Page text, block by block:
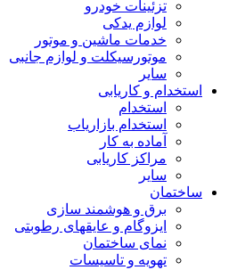
تزئینات خودرو
لوازم یدکی
خدمات ماشین و موتور
موتورسیکلت و لوازم جانبی
سایر
استخدام و کاریابی
استخدام
استخدام بازاریاب
آماده به کار
مراکز کاریابی
سایر
ساختمان
برق و هوشمند سازی
ایزوگام و عایقهای رطوبتی
نمای ساختمان
تهویه و تاسیسات